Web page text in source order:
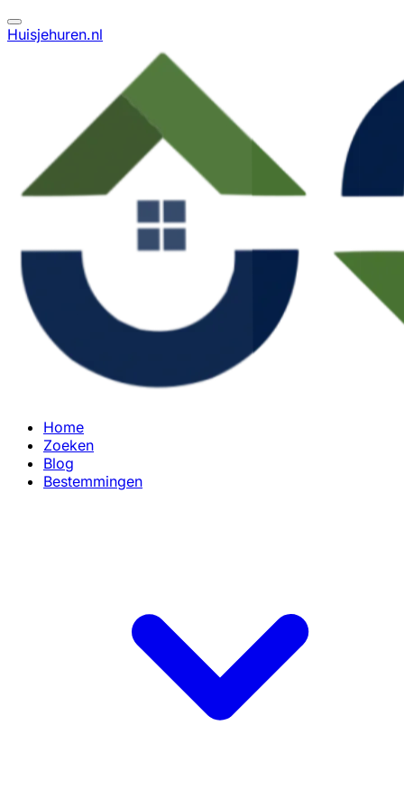
Huisjehuren.nl
Home
Zoeken
Blog
Bestemmingen